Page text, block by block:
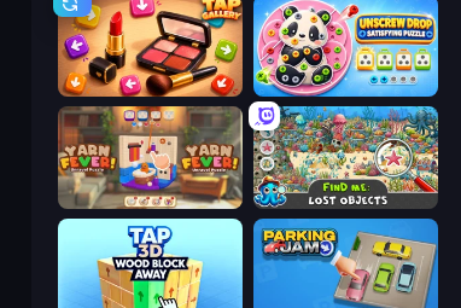
Tap Gallery Unscrew Drop: Satisfying Puzzle
Yarn Fever! Unravel Puzzle Find Me: Lost Objects